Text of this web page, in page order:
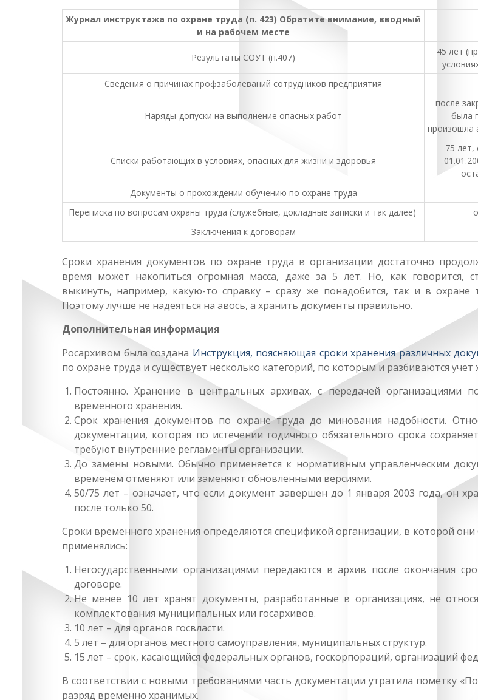
Журнал инструктажа по охране труда (п. 423) Обратите внимание, вводный
и на рабочем месте
Результаты СОУТ (п.407)
45 лет
Сведения о причинах профзаболеваний сотрудников предприятия
Наряды-допуски на выполнение опасных работ
после
была
произошла
Списки работающих в условиях, опасных для жизни и здоровья
75 лет,
Документы о прохождении обучению по охране труда
Переписка по вопросам охраны труда (служебные, докладные записки и так далее)
Заключения к договорам
Сроки хранения документов по охране труда в организации достаточно
время может накопиться огромная масса, даже за 5 лет. Но, как говорится,
выкинуть, например, какую-то справку – сразу же понадобится, так и в охране
Поэтому лучше не надеяться на авось, а хранить документы правильно.
Дополнительная информация
Росархивом была создана Инструкция, поясняющая сроки хранения различных
по охране труда и существует несколько категорий, по которым и разбиваются учет
Постоянно. Хранение в центральных архивах, с передачей организациями
временного хранения.
Срок хранения документов по охране труда до минования надобности.
документации, которая по истечении годичного обязательного срока
требуют внутренние регламенты организации.
До замены новыми. Обычно применяется к нормативным управленческим
временем отменяют или заменяют обновленными версиями.
50/75 лет – означает, что если документ завершен до 1 января 2003 года, он
после только 50.
Сроки временного хранения определяются спецификой организации, в которой
применялись:
Негосударственными организациями передаются в архив после окончания
договоре.
Не менее 10 лет хранят документы, разработанные в организациях, не
комплектования муниципальных или госархивов.
10 лет – для органов госвласти.
5 лет – для органов местного самоуправления, муниципальных структур.
15 лет – срок, касающийся федеральных органов, госкорпораций, организаций
В соответствии с новыми требованиями часть документации утратила пометку
разряд временно хранимых.